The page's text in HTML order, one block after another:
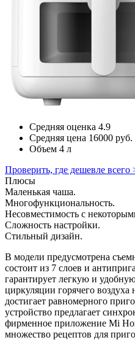
Средняя оценка 4.9
Средняя цена 16000 руб.
Объем 4 л
Проверить, где дешевле всего
Плюсы
Маленькая чаша.
Многофункциональность.
Несовместимость с
Сложность настройки.
Стильный дизайн.
В модели предусмотрена
состоит из 7 слоев и
гарантирует легкую и
циркуляции горячего воздуха
достигает равномерного
устройство предлагает
фирменное приложение Mi
множество рецептов для